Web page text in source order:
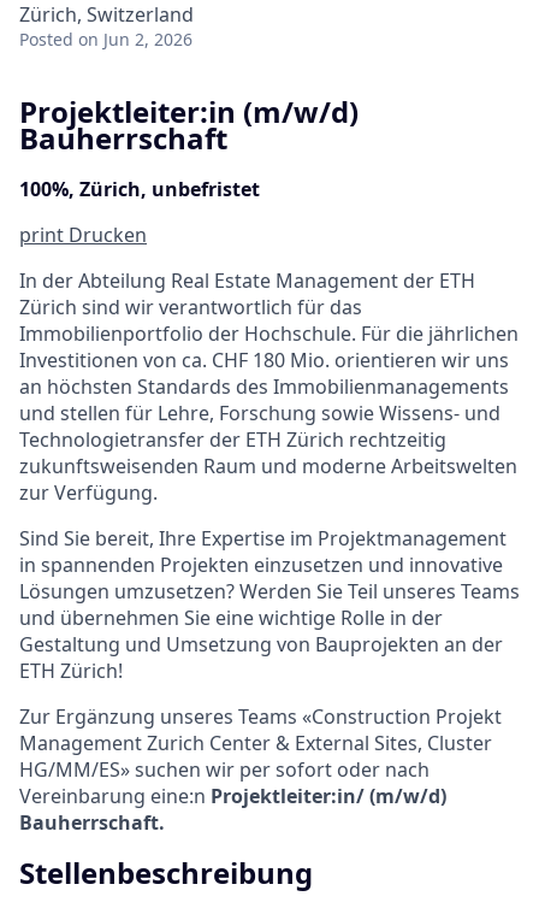
Zürich, Switzerland
Posted on Jun 2, 2026
Projektleiter:in (m/w/d)
Bauherrschaft
100%, Zürich, unbefristet
print Drucken
In der Abteilung Real Estate Management der ETH
Zürich sind wir verantwortlich für das
Immobilienportfolio der Hochschule. Für die jährlichen
Investitionen von ca. CHF 180 Mio. orientieren wir uns
an höchsten Standards des Immobilienmanagements
und stellen für Lehre, Forschung sowie Wissens- und
Technologietransfer der ETH Zürich rechtzeitig
zukunftsweisenden Raum und moderne Arbeitswelten
zur Verfügung.
Sind Sie bereit, Ihre Expertise im Projektmanagement
in spannenden Projekten einzusetzen und innovative
Lösungen umzusetzen? Werden Sie Teil unseres Teams
und übernehmen Sie eine wichtige Rolle in der
Gestaltung und Umsetzung von Bauprojekten an der
ETH Zürich!
Zur Ergänzung unseres Teams «Construction Projekt
Management Zurich Center & External Sites, Cluster
HG/MM/ES» suchen wir per sofort oder nach
Vereinbarung eine:n Projektleiter:in/ (m/w/d)
Bauherrschaft.
Stellenbeschreibung